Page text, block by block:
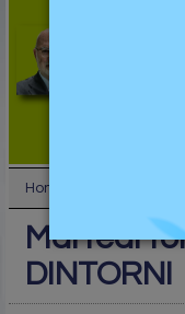
Home
Martedì
DINTORNI